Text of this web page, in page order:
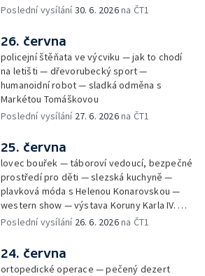
úsporám — Global Teacher Prize Czech
Poslední vysílání30. 6. 2026na ČT1
26. června
policejní štěňata ve výcviku — jak to chodí
na letišti — dřevorubecký sport —
humanoidní robot — sladká odměna s
Markétou Tomáškovou
Poslední vysílání 27. 6. 2026na ČT1
25. června
lovec bouřek — táboroví vedoucí, bezpečné
prostředí pro děti — slezská kuchyně —
plavková móda s Helenou Konarovskou —
western show — výstava Koruny Karla IV. —
mladý lezecký fenomén Josef Šindel
Poslední vysílání 26. 6. 2026na ČT1
24. června
ortopedické operace — pečený dezert